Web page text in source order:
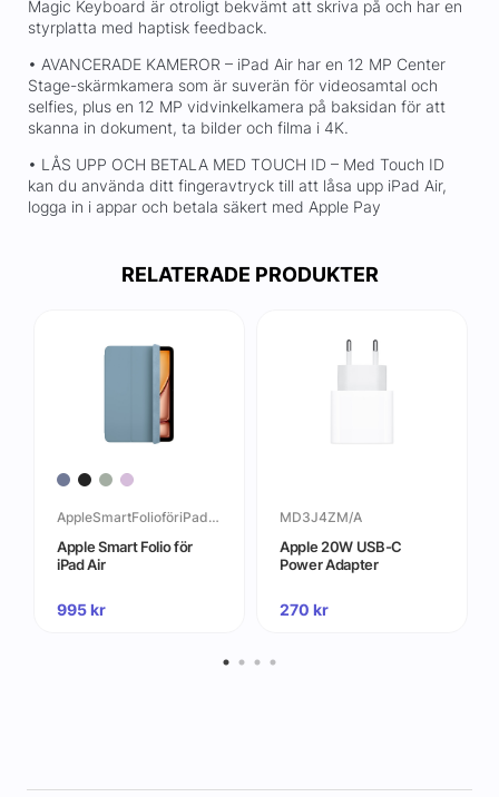
Magic Keyboard är otroligt bekvämt att skriva på och har en
styrplatta med haptisk feedback.
• AVANCERADE KAMEROR – iPad Air har en 12 MP Center
Stage-skärmkamera som är suverän för videosamtal och
selfies, plus en 12 MP vidvinkelkamera på baksidan för att
skanna in dokument, ta bilder och filma i 4K.
• LÅS UPP OCH BETALA MED TOUCH ID – Med Touch ID
kan du använda ditt fingeravtryck till att låsa upp iPad Air,
logga in i appar och betala säkert med Apple Pay
RELATERADE PRODUKTER
AppleSmartFolioföriPadAir
Apple Smart Folio för
iPad Air
995kr
MD3J4ZM/A
Apple 20W USB-C
Power Adapter
270 kr